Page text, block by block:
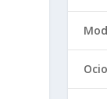
Ocio